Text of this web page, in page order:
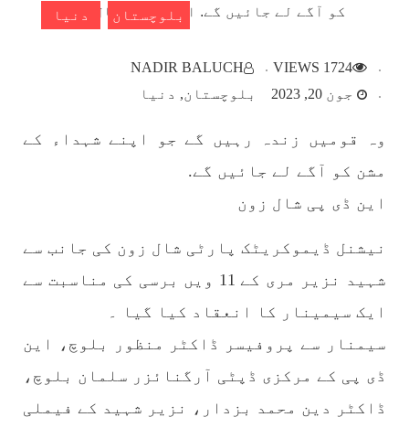
جبری لاپتہ افراد کی آواز- دی بلوچ سرکل
دی بلوچ سرکل جبری لاپتہ افراد کے معاملہ کو ایک
تمام اداروں تک پہنچایں جو فیصلہ
مضامین
بلوچستان دنیا
1724 VIEWS
NADIR BALUCH
جون 20, 2023
بلوچستان دنیا
وہ قومیں زندہ رہیں گے جو اپنے شہداء کے
مشن کو آگے لے جائیں گے.
این ڈی پی شال زون
نیشنل ڈیموکریٹک پارٹی شال زون کی جانب سے
شہید نزیر مری کے 11 ویں برسی کی مناسبت سے
ایک سیمینار کا انعقاد کیا گیا ۔
سیمنار سے پروفیسر ڈاکٹر منظور بلوچ، این
ڈی پی کے مرکزی ڈپٹی آرگنائزر سلمان بلوچ،
ڈاکٹر دین محمد بزدار، نزیر شہید کے فیملی